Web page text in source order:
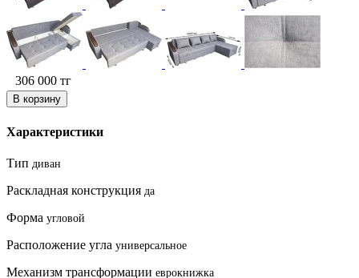
306 000 тг
В корзину
Характеристики
Тип диван
Раскладная конструкция да
Форма угловой
Расположение угла универсальное
Механизм трансформации еврокнижка